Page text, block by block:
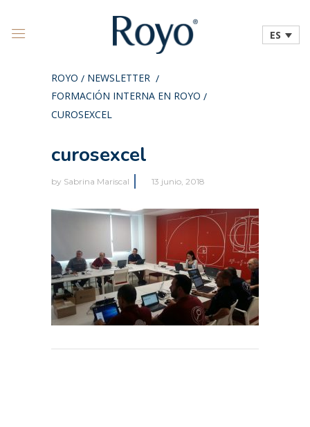
ES
ROYO / NEWSLETTER /
FORMACIÓN INTERNA EN ROYO /
CUROSEXCEL
curosexcel
by Sabrina Mariscal 13 junio, 2018